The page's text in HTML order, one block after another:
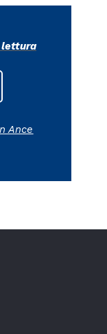
lettura
Ance